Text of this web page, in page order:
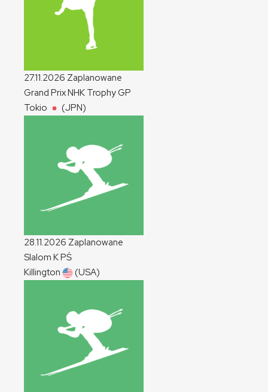
27.11.2026 Zaplanowane
Grand Prix NHK TrophyGP
Tokio
(JPN)
28.11.2026 Zaplanowane
Slalom KPŚ
Killington
(USA)